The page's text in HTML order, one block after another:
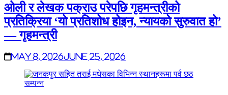
ओली र लेखक पक्राउ परेपछि गृहमन्त्रीको
प्रतिक्रिया ‘यो प्रतिशोध होइन, न्यायको सुरुवात हो’
— गृहमन्त्री
May 8, 2026June 25, 2026